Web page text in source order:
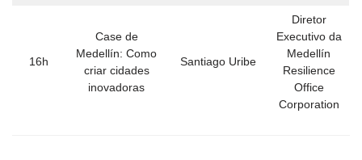
16h
Case de
Medellín: Como
criar cidades
inovadoras
Santiago Uribe
Diretor
Executivo da
Medellín
Resilience
Office
Corporation